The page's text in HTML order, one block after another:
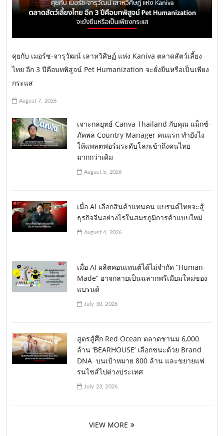
คุยกับ เมอร์ซ-จารุวัฒน์ เลาหวิศิษฏ์ แห่ง Kaniva ตลาดสัตว์เลี้ยง
ไทย อีก 3 ปีคือบทพิสูจน์ Pet Humanization จะยั่งยืนหรือเป็นเพียง
กระแส
August 7, 2026
เจาะกลยุทธ์ Canva Thailand กับคุณ แม็กซ์-
ภัคพล Country Manager คนแรก ทำยังไง
ให้แพลตฟอร์มระดับโลกเข้าถึงคนไทย
มากกว่าเดิม
August 5, 2026
เมื่อ AI เลือกสินค้าแทนคน แบรนด์ไทยจะสู้
ธุรกิจจีนอย่างไรในสมรภูมิการค้าแบบใหม่
August 4, 2026
เมื่อ AI ผลิตคอนเทนต์ได้ไม่จำกัด “Human-
Made” อาจกลายเป็นฉลากพรีเมียมใหม่ของ
แบรนด์
July 30, 2026
สูตรสู้ศึก Red Ocean ตลาดชานม 6,000
ล้าน ‘BEARHOUSE’ เลือกชนะด้วย Brand
DNA บนเป้าหมาย 800 ล้าน และขยายแฟ
รนไชส์ไปต่างประเทศ
July 23, 2026
VIEW MORE